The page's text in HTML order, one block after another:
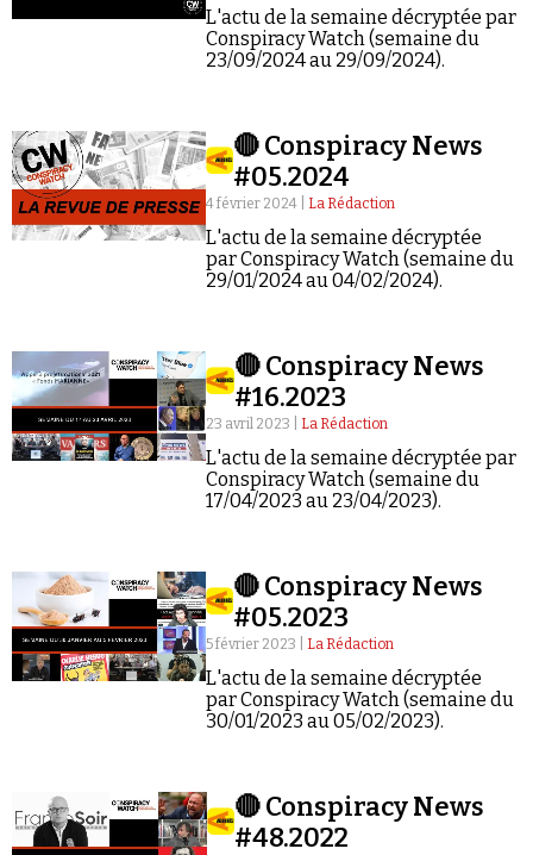
L'actu de la semaine décryptée par
Conspiracy Watch (semaine du
23/09/2024 au 29/09/2024).
🔴 Conspiracy News
#05.2024
4 février 2024 | La Rédaction
L'actu de la semaine décryptée
par Conspiracy Watch (semaine du
29/01/2024 au 04/02/2024).
🔴 Conspiracy News
#16.2023
23 avril 2023 | La Rédaction
L'actu de la semaine décryptée par
Conspiracy Watch (semaine du
17/04/2023 au 23/04/2023).
🔴 Conspiracy News
#05.2023
5 février 2023 | La Rédaction
L'actu de la semaine décryptée
par Conspiracy Watch (semaine du
30/01/2023 au 05/02/2023).
🔴 Conspiracy News
#48.2022